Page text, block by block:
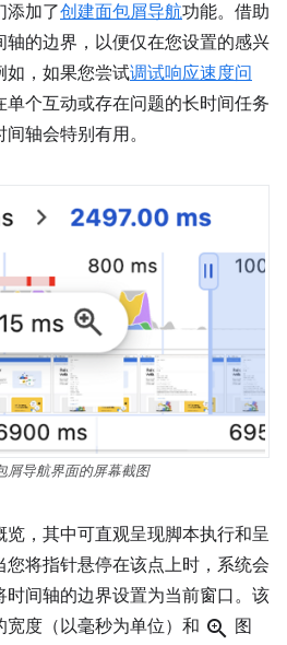
添加了创建面包屑导航功能。借助
的边界，以便仅在您设置的感兴
如，如果您尝试调试响应速度问
单个互动或存在问题的长时间任务
轴会特别有用。
屑导航界面的屏幕截图
，其中可直观呈现脚本执行和呈
将指针悬停在该点上时，系统会
间轴的边界设置为当前窗口。该
度（以毫秒为单位）和 zoom_in 图